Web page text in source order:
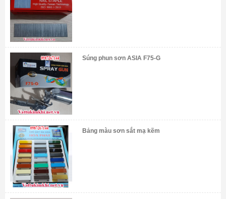
Súng phun sơn ASIA F75-G
Bảng màu sơn sắt mạ kẽm